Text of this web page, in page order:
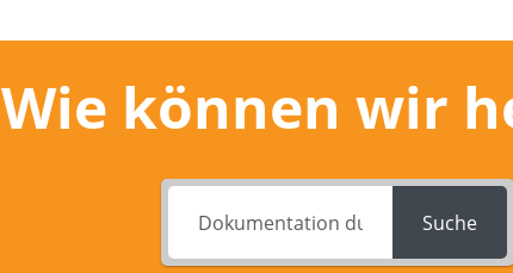
Wie können wir
Suche